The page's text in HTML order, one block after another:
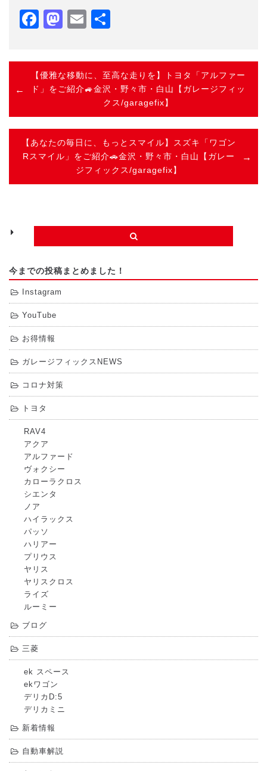
Facebook
Mastodon
Email
【優雅な移動に、至高な走りを】トヨタ「アルファー
ド」をご紹介🚙金沢・野々市・白山【ガレージフィッ
クス/garagefix】
【あなたの毎日に、もっとスマイル】スズキ「ワゴン
Rスマイル」をご紹介🚗金沢・野々市・白山【ガレー
ジフィックス/garagefix】
今までの投稿まとめました！
Instagram
YouTube
お得情報
ガレージフィックスNEWS
コロナ対策
トヨタ
RAV4
アクア
アルファード
ヴォクシー
カローラクロス
シエンタ
ノア
ハイラックス
パッソ
ハリアー
プリウス
ヤリス
ヤリスクロス
ライズ
ルーミー
ブログ
三菱
ek スペース
ekワゴン
デリカD:5
デリカミニ
新着情報
自動車解説